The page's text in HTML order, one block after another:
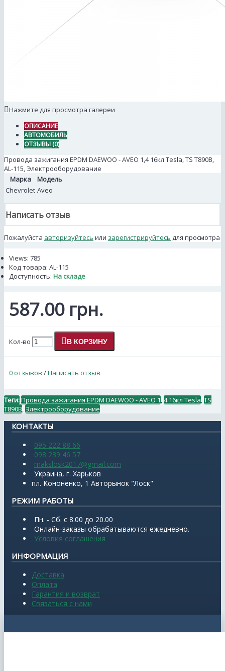
Нажмите для просмотра галереи
ОПИСАНИЕ
АВТОМОБИЛЬ
ОТЗЫВЫ (0)
Провода зажигания EPDM DAEWOO - AVEO 1,4 16кл Tesla, TS T890В,
AL-115, Электрооборудование
Марка
Модель
Chevrolet Aveo
Написать отзыв
Пожалуйста авторизуйтесь или зарегистрируйтесь для просмотра
Views: 785
Код товара: AL-115
Доступность: На складе
587.00 грн.
Кол-во В КОРЗИНУ
0 отзывов /Написать отзыв
Теги:Провода зажигания EPDM DAEWOO - AVEO 1 4 16кл Tesla TS
T890В Электрооборудование
КОНТАКТЫ
095 222 88 66
098 239 46 57
makslosk2017@gmail.com
Украина, г. Харьков
пл. Кононенко, 1 Авторынок "Лоск"
РЕЖИМ РАБОТЫ
Пн. - Сб. с 8.00 до 20.00
Онлайн-заказы обрабатываются ежедневно.
Условия соглашения
ИНФОРМАЦИЯ
Доставка
Оплата
Гарантия и возврат
Связаться с нами